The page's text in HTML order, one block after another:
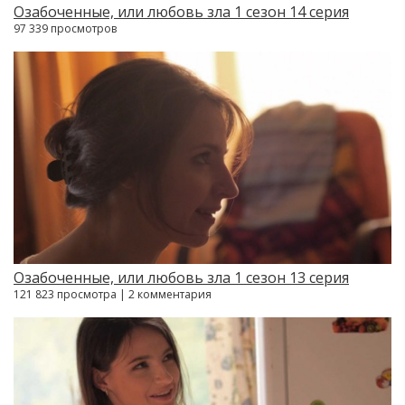
Озабоченные, или любовь зла 1 сезон 14 серия
97 339 просмотров
Озабоченные, или любовь зла 1 сезон 13 серия
121 823 просмотра | 2 комментария